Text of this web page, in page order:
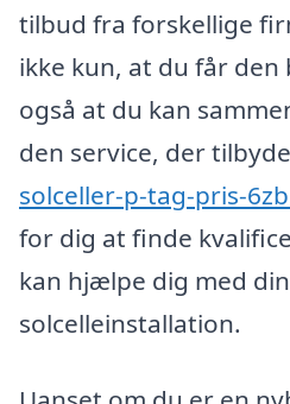
tilbud fra forskellige
ikke kun, at du får den
også at du kan
den service, der
solceller-p-tag-pris-
for dig at finde
kan hjælpe dig med din
solcelleinstallation.